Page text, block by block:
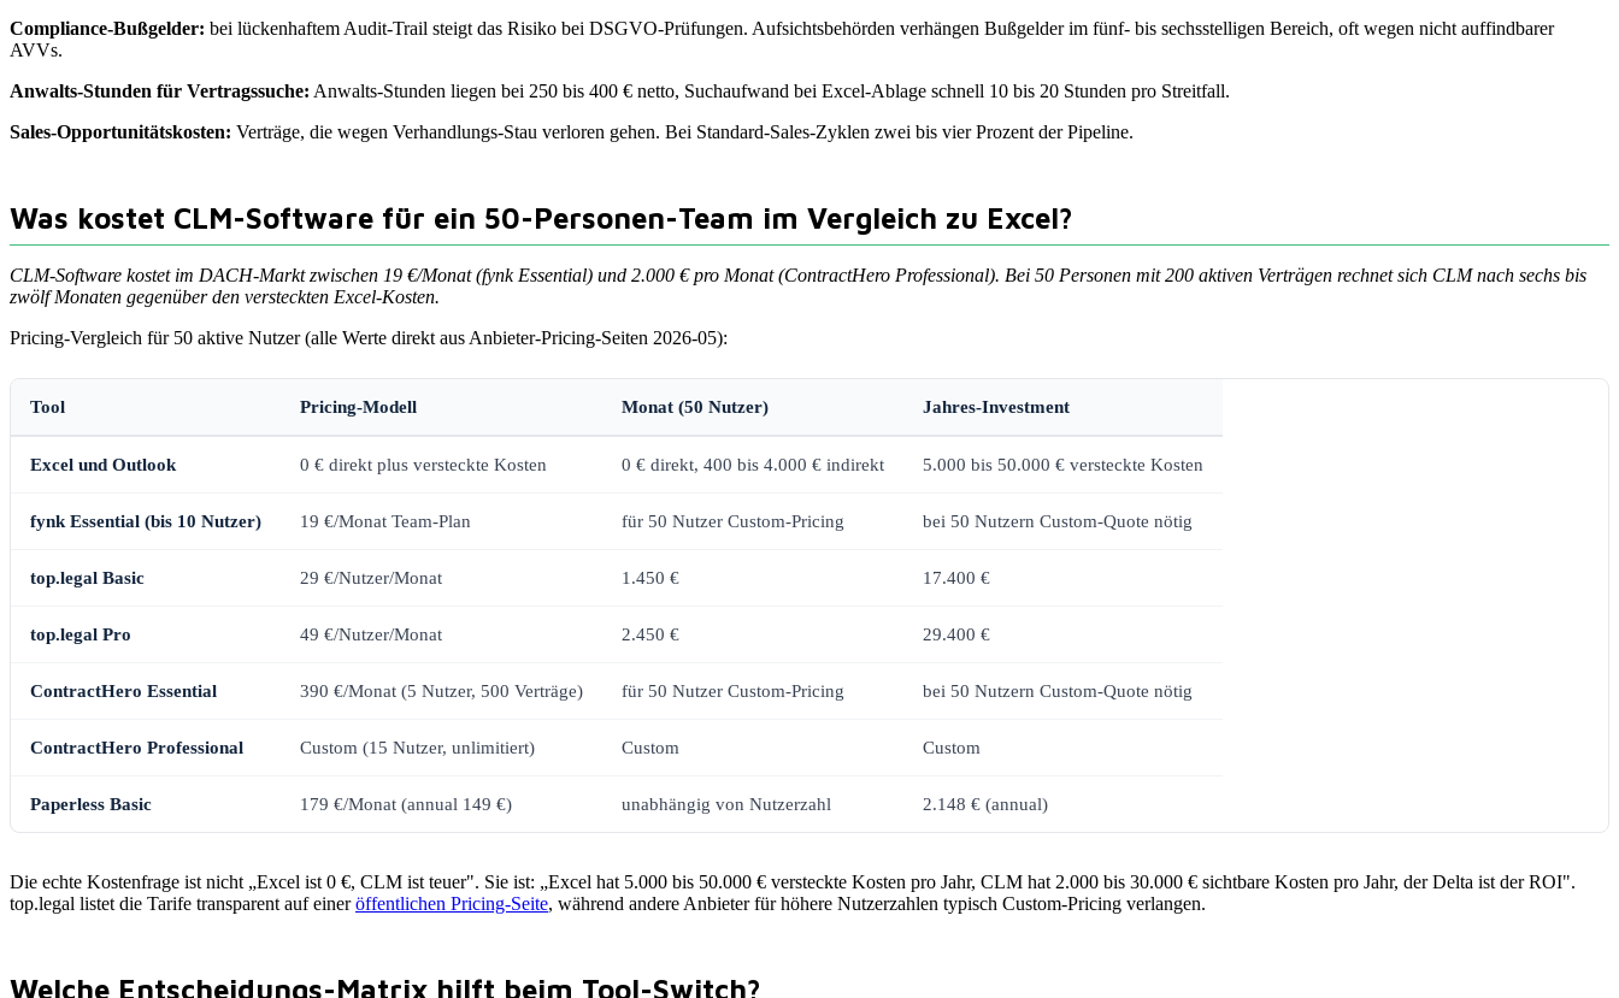
Compliance-Bußgelder: bei lückenhaftem Audit-Trail steigt das Risiko bei DSGVO-Prüfungen. Aufsichtsbehörden verhängen Bußgelder im fünf- bis sechsstelligen Bereich, oft wegen nicht auffindbarer
AVVs.
Anwalts-Stunden für Vertragssuche: Anwalts-Stunden liegen bei 250 bis 400 € netto, Suchaufwand bei Excel-Ablage schnell 10 bis 20 Stunden pro Streitfall.
Sales-Opportunitätskosten: Verträge, die wegen Verhandlungs-Stau verloren gehen. Bei Standard-Sales-Zyklen zwei bis vier Prozent der Pipeline.
Was kostet CLM-Software für ein 50-Personen-Team im Vergleich zu Excel?
CLM-Software kostet im DACH-Markt zwischen 19 €/Monat (fynk Essential) und 2.000 € pro Monat (ContractHero Professional). Bei 50 Personen mit 200 aktiven Verträgen rechnet sich CLM nach sechs bis
zwölf Monaten gegenüber den versteckten Excel-Kosten.
Pricing-Vergleich für 50 aktive Nutzer (alle Werte direkt aus Anbieter-Pricing-Seiten 2026-05):
Tool Pricing-Modell Monat (50 Nutzer) Jahres-Investment
Excel und Outlook 0 € direkt plus versteckte Kosten 0 € direkt, 400 bis 4.000 € indirekt 5.000 bis 50.000 € versteckte Kosten
fynk Essential (bis 10 Nutzer) 19 €/Monat Team-Plan für 50 Nutzer Custom-Pricing bei 50 Nutzern Custom-Quote nötig
top.legal Basic 29 €/Nutzer/Monat 1.450 € 17.400 €
top.legal Pro 49 €/Nutzer/Monat 2.450 € 29.400 €
ContractHero Essential 390 €/Monat (5 Nutzer, 500 Verträge) für 50 Nutzer Custom-Pricing bei 50 Nutzern Custom-Quote nötig
ContractHero Professional Custom (15 Nutzer, unlimitiert) Custom Custom
Paperless Basic 179 €/Monat (annual 149 €) unabhängig von Nutzerzahl 2.148 € (annual)
Die echte Kostenfrage ist nicht „Excel ist 0 €, CLM ist teuer". Sie ist: „Excel hat 5.000 bis 50.000 € versteckte Kosten pro Jahr, CLM hat 2.000 bis 30.000 € sichtbare Kosten pro Jahr, der Delta ist der ROI".
top.legal listet die Tarife transparent auf eineröffentlichen Pricing-Seite, während andere Anbieter für höhere Nutzerzahlen typisch Custom-Pricing verlangen.
Welche Entscheidungs-Matrix hilft beim Tool-Switch?